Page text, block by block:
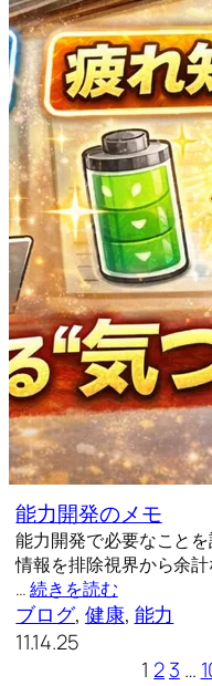
能力開発のメモ
能力開発で必要なこと
情報を排除視界から余
…続きを読む
ブログ, 健康, 能力
11.14.25
1 23 …